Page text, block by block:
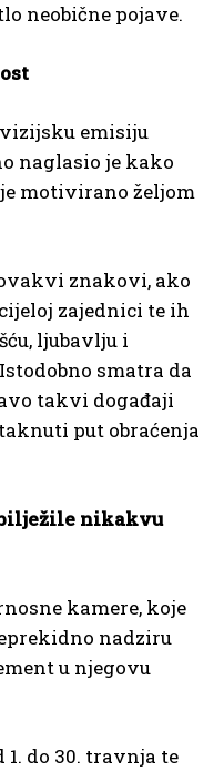
neobične pojave.
emisiju
naglasio je kako
motivirano željom
znakovi, ako
zajednici te ih
ljubavlju i
smatra da
takvi događaji
put obraćenja
nikakvu
kamere, koje
nadziru
u njegovu
1. do 30. travnja te